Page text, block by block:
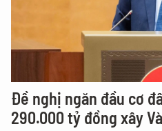
Đề nghị ngăn đầu cơ
290.000 tỷ đồng xây